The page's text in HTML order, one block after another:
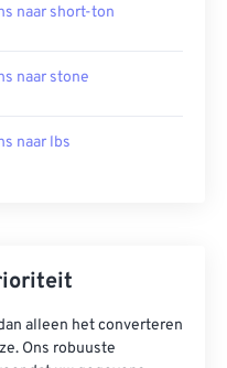
naar short-ton
naar stone
naar lbs
alleen het converteren
Ons robuuste